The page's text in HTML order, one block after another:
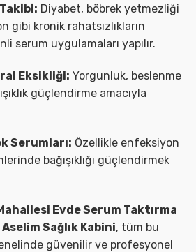
Diyabet, böbrek yetmezliği
gibi kronik rahatsızlıkların
serum uygulamaları yapılır.
Eksikliği: Yorgunluk, beslenme
güçlendirme amacıyla
Serumları: Özellikle enfeksiyon
bağışıklığı güçlendirmek
Evde Serum Taktırma
Sağlık Kabini, tüm bu
güvenilir ve profesyonel